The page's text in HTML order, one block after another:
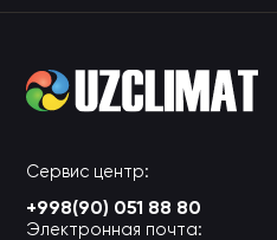
Сервис центр:
+998(90) 051 88 80
Электронная почта: